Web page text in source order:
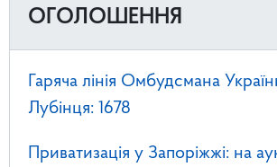
ОГОЛОШЕННЯ
Гаряча лінія Омбудсмана
Лубінця: 1678
Приватизація у Запоріжжі: на